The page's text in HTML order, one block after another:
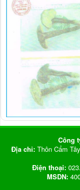
Công
Địa chỉ:Thôn Cẩm
Điện thoại:
MSDN: